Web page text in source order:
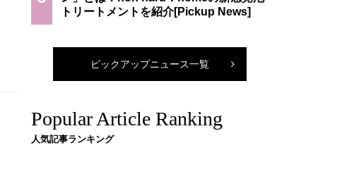
トリートメントを紹介
ピックアップニュース一覧
Popular Article Ranking
人気記事ランキング